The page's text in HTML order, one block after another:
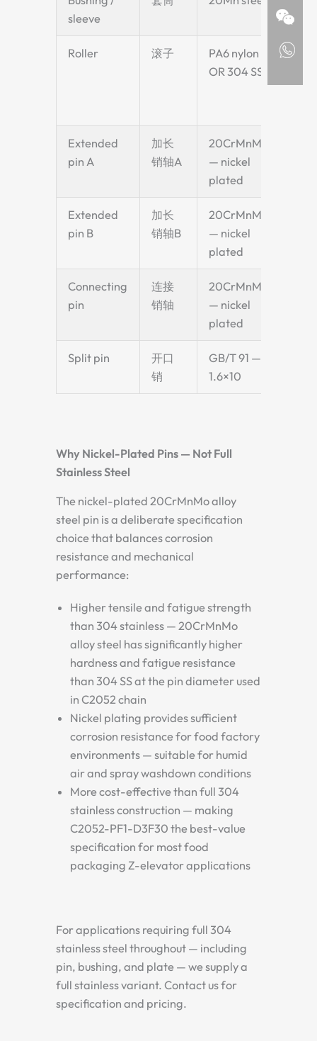
sleeve
Roller 滚子
PA6 nylon
OR 304 SS
See
Extended
pin A
加长
销轴A
20CrMnMo
— nickel
plated
Extended
pin B
加长
销轴B
20CrMnMo
— nickel
plated
Connecting
pin
连接
销轴
20CrMnMo
— nickel
plated
Split pin
开口
销
GB/T 91 —
1.6×10
Why Nickel-Plated Pins — Not Full
Stainless Steel
The nickel-plated 20CrMnMo alloy
steel pin is a deliberate specification
choice that balances corrosion
resistance and mechanical
performance:
Higher tensile and fatigue strength
than 304 stainless — 20CrMnMo
alloy steel has significantly higher
hardness and fatigue resistance
than 304 SS at the pin diameter used
in C2052 chain
Nickel plating provides sufficient
corrosion resistance for food factory
environments — suitable for humid
air and spray washdown conditions
More cost-effective than full 304
stainless construction — making
C2052-PF1-D3F30 the best-value
specification for most food
packaging Z-elevator applications
For applications requiring full 304
stainless steel throughout — including
pin, bushing, and plate — we supply a
full stainless variant. Contact us for
specification and pricing.